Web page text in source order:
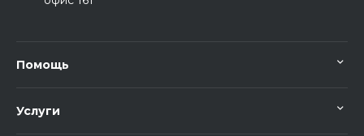
Помощь
Услуги